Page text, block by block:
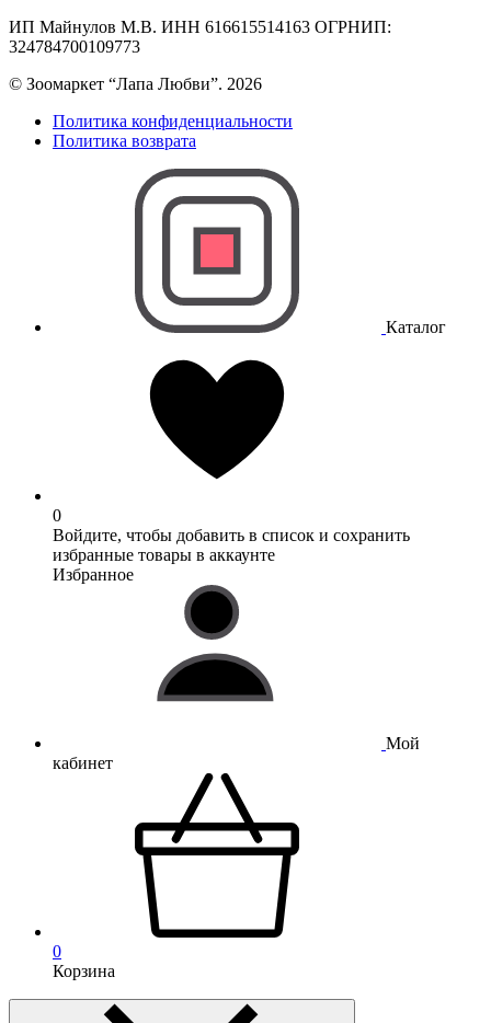
ИП Майнулов М.В. ИНН 616615514163 ОГРНИП:
324784700109773
© Зоомаркет “Лапа Любви”. 2026
Политика конфиденциальности
Политика возврата
Каталог
0
Войдите, чтобы добавить в список и сохранить
избранные товары в аккаунте
Избранное
Мой
кабинет
0
Корзина